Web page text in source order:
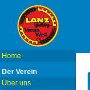
Home
Der Verein
Über uns